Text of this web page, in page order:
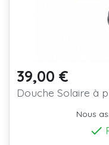
Prix
39,00 €
Douche Solaire à
Nous
